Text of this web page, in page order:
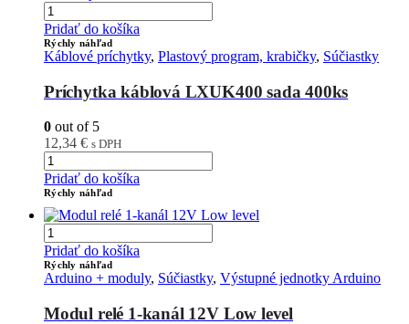
Pridať do košíka
Rýchly náhľad
Káblové príchytky, Plastový program, krabičky, Súčiastky
Príchytka káblová LXUK400 sada 400ks
0 out of 5
12,34 € s DPH
Pridať do košíka
Rýchly náhľad
Pridať do košíka
Rýchly náhľad
Arduino + moduly, Súčiastky, Výstupné jednotky Arduino
Modul relé 1-kanál 12V Low level